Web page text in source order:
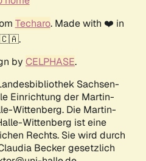
Techaro. Made with ❤️ in
🇨🇦.
by CELPHASE.
Sachsen-
Einrichtung der Martin-
Wittenberg. Die Martin-
Wittenberg ist eine
Rechts. Sie wird durch
Becker gesetzlich